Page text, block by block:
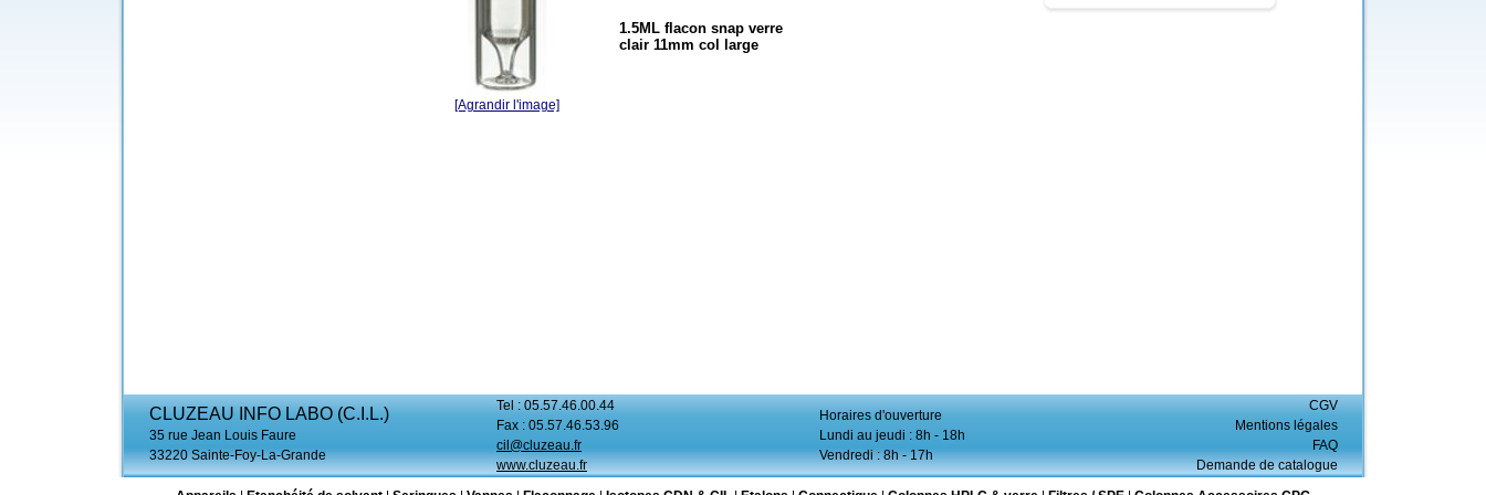
[Agrandir l'image]
1.5ML flacon snap verre
clair 11mm col large
CLUZEAU INFO LABO (C.I.L.)
35 rue Jean Louis Faure
33220 Sainte-Foy-La-Grande
Tel : 05.57.46.00.44
Fax : 05.57.46.53.96
cil@cluzeau.fr
www.cluzeau.fr
Horaires d'ouverture
Lundi au jeudi : 8h - 18h
Vendredi : 8h - 17h
CGV
Mentions légales
FAQ
Demande de catalogue